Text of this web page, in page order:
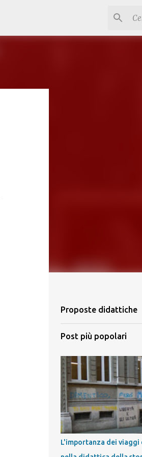
Proposte didattiche
Post più popolari
L'importanza dei viaggi